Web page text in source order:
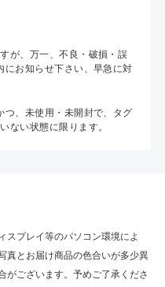
が、万一、不良・破損・誤
にお知らせ下さい、早急に対
つ、未使用・未開封で、タグ
ない状態に限ります。
スプレイ等のパソコン環境によ
真とお届け商品の色合いが多少異
がございます。予めご了承くださ